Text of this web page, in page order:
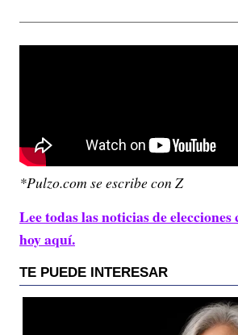
*Pulzo.com se escribe con Z
Lee todas las noticias de
hoy aquí.